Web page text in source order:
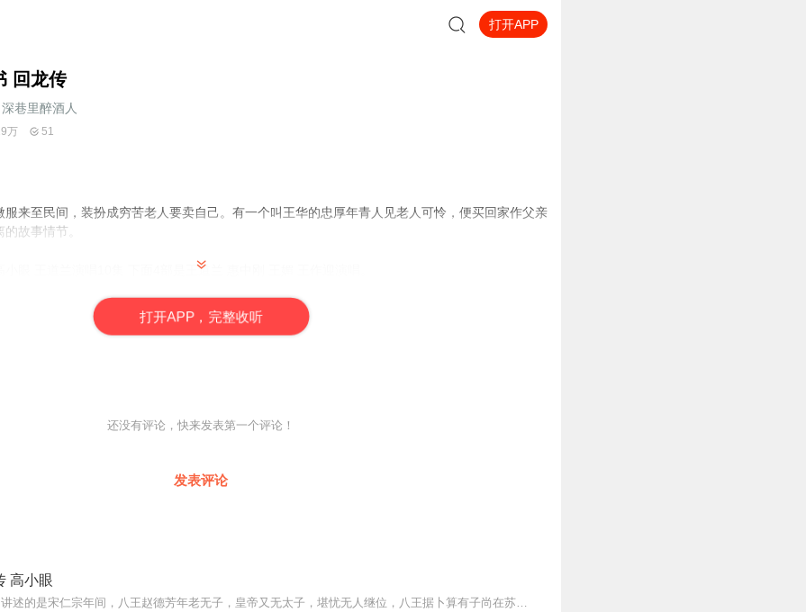
打开APP
回龙传
深巷里醉酒人
万 51
来至民间，装扮成穷苦老人要卖自己。有一个叫王华的忠厚年青人见老人可怜，便买回家作父亲
故事情节。
小眼 王道兰演唱10集 下面4部是王道兰 惠中刚 王媚 王作迎演唱。
打开APP，完整收听
还没有评论，快来发表第一个评论！
发表评论
高小眼
鼓书回龙传，讲述的是宋仁宗年间，八王赵德芳年老无子，皇帝又无太子，堪忧无人继位，八王据卜算有子尚在苏州，八王即改装至苏州卖身访子，经多曲折，事成心愿。因传中说...